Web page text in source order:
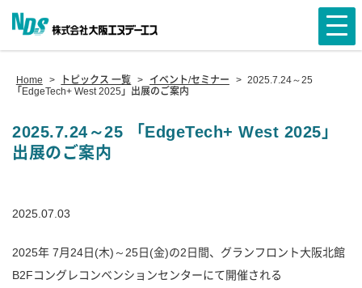
Home > トピックス 一覧 > イベント/セミナー > 2025.7.24～25
「EdgeTech+ West 2025」出展のご案内
2025.7.24～25 「EdgeTech+ West 2025」
出展のご案内
2025.07.03
2025年 7月24日(木)～25日(金)の2日間、グランフロント大阪北館
B2Fコングレコンベンションセンターにて開催される